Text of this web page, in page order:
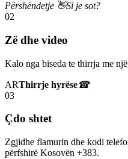
Përshëndetje 👋Si je sot?
02
Zë dhe video
Kalo nga biseda te thirrja me
ARThirrje hyrëse☎
03
Çdo shtet
Zgjidhe flamurin dhe kodi
përfshirë Kosovën +383.